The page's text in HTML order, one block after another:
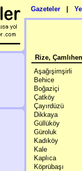
Gazeteler
Rize,
Aşağışimşirli
Behice
Boğaziçi
Çatköy
Çayırdüzü
Dikkaya
Güllüköy
Güroluk
Kadıköy
Kale
Kaplıca
Köprübaşı